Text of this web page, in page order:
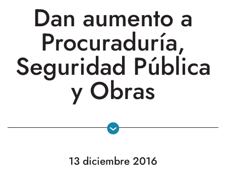
Dan aumento a
Procuraduría,
Seguridad Pública
y Obras
13 diciembre 2016